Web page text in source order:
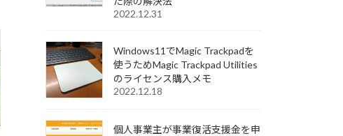
2022.12.31
Windows11でMagic Trackpadを
使うためMagic Trackpad Utilities
のライセンス購入メモ
2022.12.18
個人事業主が事業復活支援金を申